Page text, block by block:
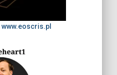
www.eoscris.pl